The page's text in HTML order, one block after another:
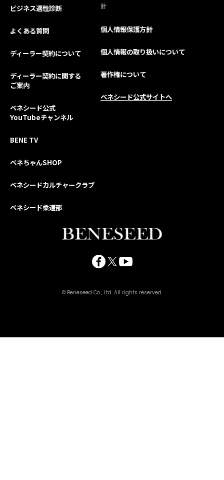
ビジネス適性診断
よくある質問
ディーラー契約について
ディーラー契約に関する
ご案内
ベネシード公式
YouTubeチャンネル
BENE TV
ベネちゃんSHOP
ベネシードカルチャークラブ
ベネシード柔道部
針
個人情報保護方針
個人情報の取り扱いについて
著作権について
ベネシード公式サイトへ
© Beneseed Co., Ltd. All rights reserved.